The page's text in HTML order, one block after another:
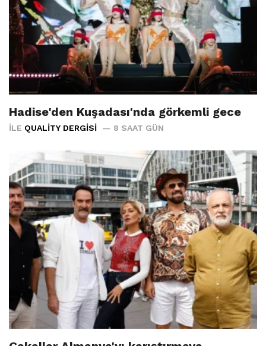
Hadise'den Kuşadası'nda görkemli gece
İLE QUALITY DERGISI 8 SAAT GÜN